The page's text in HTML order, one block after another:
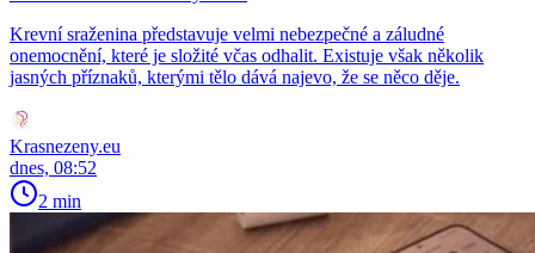
Krevní sraženina představuje velmi nebezpečné a záludné
onemocnění, které je složité včas odhalit. Existuje však několik
jasných příznaků, kterými tělo dává najevo, že se něco děje.
Krasnezeny.eu
dnes, 08:52
2 min